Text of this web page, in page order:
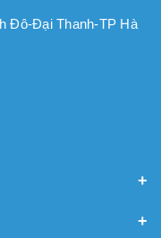
Đô-Đại Thanh-TP Hà